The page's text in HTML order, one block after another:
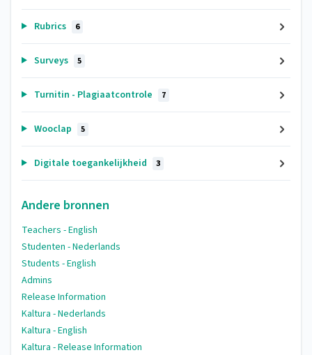
Rubrics 6
Surveys 5
Turnitin - Plagiaatcontrole 7
Wooclap 5
Digitale toegankelijkheid 3
Andere bronnen
Teachers - English
Studenten - Nederlands
Students - English
Admins
Release Information
Kaltura - Nederlands
Kaltura - English
Kaltura - Release Information